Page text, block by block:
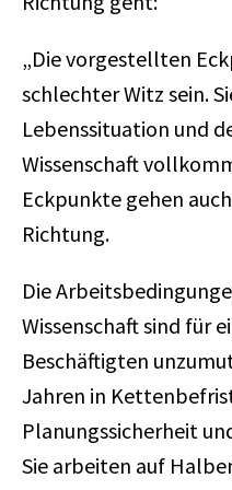
„Die vorgestellten
schlechter Witz sein.
Lebenssituation und
Wissenschaft
Eckpunkte gehen
Richtung.
Die
Wissenschaft sind für
Beschäftigten
Jahren in
Planungssicherheit
Sie arbeiten auf